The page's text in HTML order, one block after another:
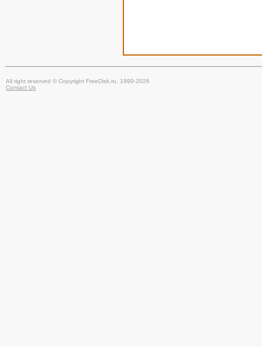
All right reserved © Copyright FreeDisk.ru, 1999-2026
Contact Us